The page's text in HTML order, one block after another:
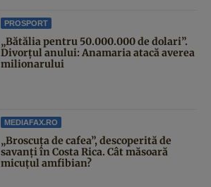
PROSPORT
„Bătălia pentru 50.000.000 de dolari”.
Divorțul anului: Anamaria atacă averea
milionarului
MEDIAFAX.RO
„Broscuța de cafea”, descoperită de
savanți în Costa Rica. Cât măsoară
micuțul amfibian?